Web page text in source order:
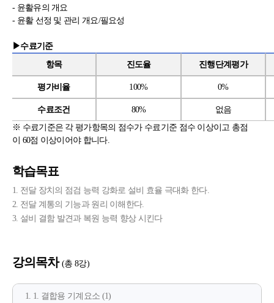
- 윤활유의 개요
- 윤활 선정 및 관리 개요/필요성
▶수료기준
항목 진도율 진행단계평가
평가비율 100% 0%
수료조건 80%
없음
※ 수료기준은 각 평가항목의 점수가 수료기준 점수 이상이고 총점
이 60점 이상이어야 합니다.
학습목표
1. 전달 장치의 점검 능력 강화로 설비 효율 극대화 한다.
2. 전달 계통의 기능과 원리 이해한다.
3. 설비 결함 발견과 복원 능력 향상 시킨다
강의목차 (총 8강)
1. 1. 결합용 기계요소 (1)